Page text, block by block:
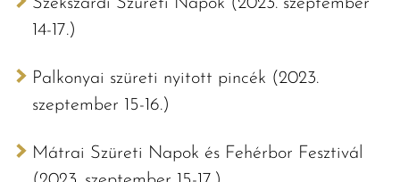
Szekszárdi Szüreti Napok (2023. szeptember
14-17.)
Palkonyai szüreti nyitott pincék (2023.
szeptember 15-16.)
Mátrai Szüreti Napok és Fehérbor Fesztivál